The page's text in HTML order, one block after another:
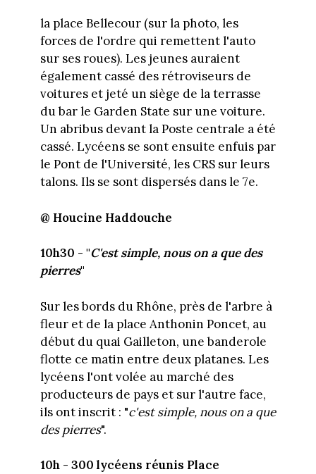
la place Bellecour (sur la photo, les
forces de l'ordre qui remettent l'auto
sur ses roues). Les jeunes auraient
également cassé des rétroviseurs de
voitures et jeté un siège de la terrasse
du bar le Garden State sur une voiture.
Un abribus devant la Poste centrale a été
cassé. Lycéens se sont ensuite enfuis par
le Pont de l'Université, les CRS sur leurs
talons. Ils se sont dispersés dans le 7e.
@ Houcine Haddouche
10h30 - "C'est simple, nous on a que des
pierres"
Sur les bords du Rhône, près de l'arbre à
fleur et de la place Anthonin Poncet, au
début du quai Gailleton, une banderole
flotte ce matin entre deux platanes. Les
lycéens l'ont volée au marché des
producteurs de pays et sur l'autre face,
ils ont inscrit : "c'est simple, nous on a que
des pierres".
10h - 300 lycéens réunis Place